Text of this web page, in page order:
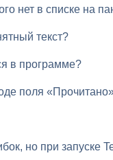
нет в списке на
текст?
в программе?
поля
но при запуске